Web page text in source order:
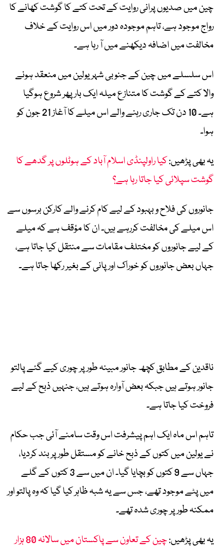
چین میں صدیوں پرانی روایت کے تحت کتے کا گوشت کھانے کا
رواج موجود ہے، تاہم موجودہ دور میں اس روایت کے خلاف
مخالفت میں اضافہ دیکھنے میں آ رہا ہے۔
اس سلسلے میں چین کے جنوبی شہر یولین میں منعقد ہونے
والا کتے کے گوشت کا متنازع میلہ ایک بار پھر شروع ہوگیا
ہے۔ 10 دن تک جاری رہنے والے اس میلے کا آغاز 21 جون کو
ہوا۔
یہ بھی پڑھیں:کیا راولپنڈی اسلام آباد کے ہوٹلوں پر گدھے کا
گوشت سپلائی کیا جاتا رہا ہے؟
جانوروں کی فلاح و بہبود کے لیے کام کرنے والے کارکن برسوں سے
اس میلے کی مخالفت کررہے ہیں۔ ان کا مؤقف ہے کہ میلے
کے لیے جانوروں کو مختلف مقامات سے منتقل کیا جاتا ہے،
جہاں بعض جانوروں کو خوراک اور پانی کے بغیر رکھا جاتا ہے۔
ناقدین کے مطابق کچھ جانور مبینہ طور پر چوری کیے گئے پالتو
جانور ہوتے ہیں جبکہ بعض آوارہ ہوتے ہیں، جنہیں ذبح کے لیے
فروخت کیا جاتا ہے۔
تاہم اس ماہ ایک اہم پیشرفت اس وقت سامنے آئی جب حکام
نے یولین میں کتوں کے ذبح خانے کو مستقل طور پر بند کردیا،
جہاں سے 9 کتوں کو بچایا گیا۔ ان میں سے 3 کتوں کے گلے
میں پٹے موجود تھے، جس سے یہ شبہ ظاہر کیا گیا کہ وہ پالتو اور
ممکنہ طور پر چوری شدہ تھے۔
یہ بھی پڑھیں:
چین کے تعاون سے پاکستان میں سالانہ 80 ہزار